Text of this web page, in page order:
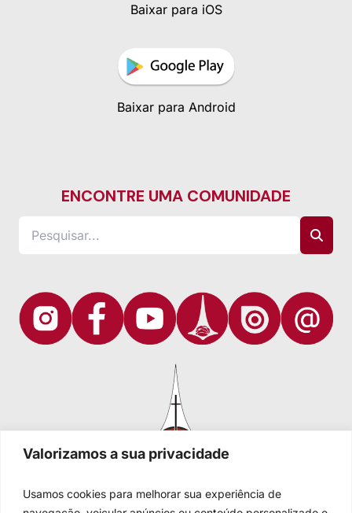
Valorizamos a sua privacidade
Usamos cookies para melhorar sua experiência de
Baixar para iOS
Baixar para Android
ENCONTRE UMA COMUNIDADE